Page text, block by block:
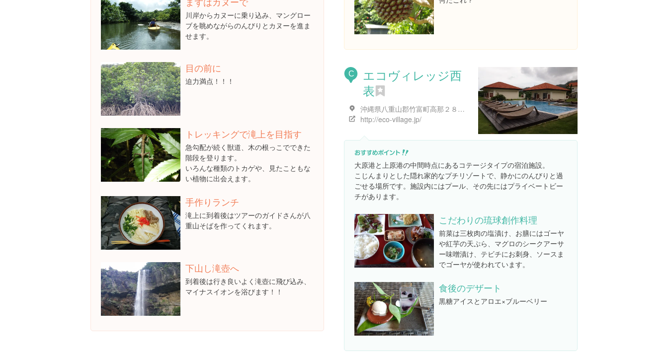
川岸からカヌーに乗り込み、マングロー
ブを眺めながらのんびりとカヌーを進ま
せます。
目の前に
迫力満点！！！
トレッキングで滝上を目指す
急勾配が続く獣道、木の根っこでできた
階段を登ります。
いろんな種類のトカゲや、見たこともな
い植物に出会えます。
手作りランチ
滝上に到着後はツアーのガイドさんが八
重山そばを作ってくれます。
下山し滝壺へ
到着後は行き良いよく滝壺に飛び込み、
マイナスイオンを浴びます！！
C
エコヴィレッジ西
表
沖縄県八重山郡竹富町高那２８０-３６
http://eco-village.jp/
大原港と上原港の中間時点にあるコテージタイプの宿泊施設。
こじんまりとした隠れ家的なプチリゾートで、静かにのんびりと過
ごせる場所です。施設内にはプール、その先にはプライベートビー
チがあります。
こだわりの琉球創作料理
前菜は三枚肉の塩漬け、お膳にはゴーヤ
や紅芋の天ぷら、マグロのシークアーサ
ー味噌漬け、テビチにお刺身、ソースま
でゴーヤが使われています。
食後のデザート
黒糖アイスとアロエ×ブルーベリー